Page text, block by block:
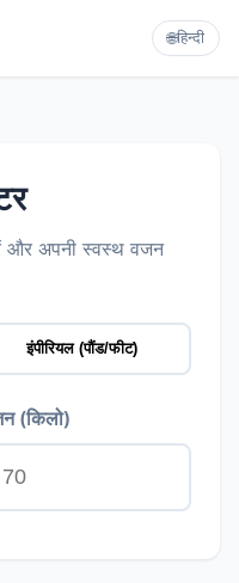
🌐हिन्दी
और अपनी स्वस्थ वजन
इंपीरियल (पौंड/फीट)
(किलो)